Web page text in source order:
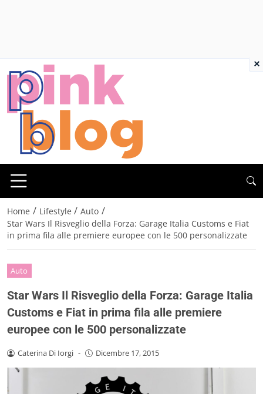
Home / Lifestyle / Auto /
Star Wars Il Risveglio della Forza: Garage Italia Customs e Fiat
in prima fila alle premiere europee con le 500 personalizzate
Auto
Star Wars Il Risveglio della Forza: Garage Italia
Customs e Fiat in prima fila alle premiere
europee con le 500 personalizzate
Caterina Di Iorgi - Dicembre 17, 2015
×